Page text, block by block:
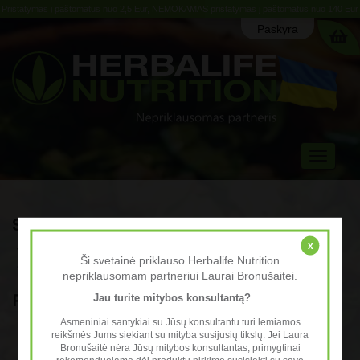
x
Ši svetainė priklauso Herbalife Nutrition
nepriklausomam partneriui Laurai Bronušaitei.
Jau turite mitybos konsultantą?
Asmeniniai santykiai su Jūsų konsultantu turi lemiamos
reikšmės Jums siekiant su mityba susijusių tikslų. Jei Laura
Bronušaitė nėra Jūsų mitybos konsultantas, primygtinai
Paskyra
Siuntimo sąlygos
Visi užsakymai tvarkomi ir pristatomi per 7 darbo dienas jūsų nurodytu
Pristatymai Lietuvoje
Pristatymas į OMNIVA, LP EXPRESS arba DPD paštomatus 3 Eur.